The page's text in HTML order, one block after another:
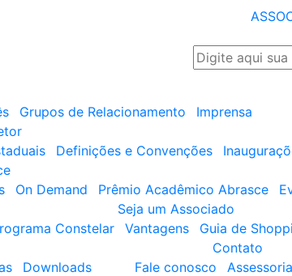
Grupos de Relacionamento
Imprensa
Definições e Convenções
On Demand Prêmio Acadêmico Abrasce
Seja um Associado
Constelar
Vantagens Guia de
Downloads
Contato
Fale conosco